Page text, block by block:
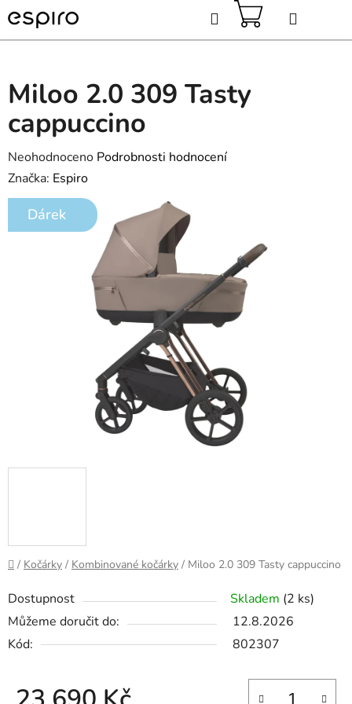
Přejít
na
obsah
Hledat
Domů
/ Kočárky / Kombinované kočárky / Miloo 2.0 309 Tasty cappuccino
Dostupnost Skladem (2 ks)
Můžeme doručit do:
12.8.2026
Kód:
802307
Miloo 2.0 309 Tasty
cappuccino
Průměrné
hodnocení
produktu
Neohodnoceno Podrobnosti hodnocení
Značka: Espiro
Dárek